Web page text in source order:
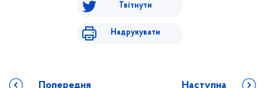
Твітнути
Надрукувати
Попередня Наступна